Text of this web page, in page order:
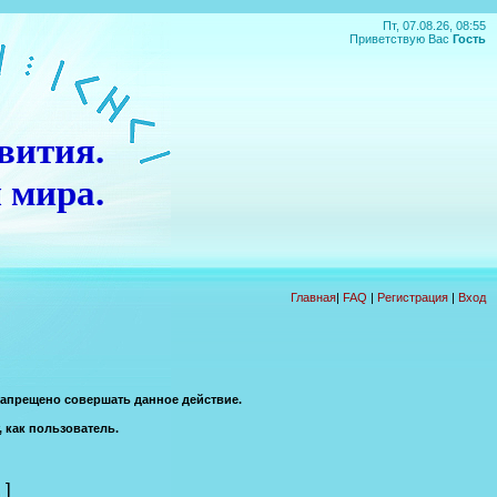
Пт, 07.08.26, 08:55
Приветствую Вас Гость
мира.
Главная| FAQ | Регистрация | Вход
совершать данное действие.
как пользователь.
]